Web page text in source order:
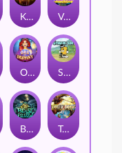
Klowns Vending Machine
Orb of Destiny Stack'em
Beast Below Temple of Torment